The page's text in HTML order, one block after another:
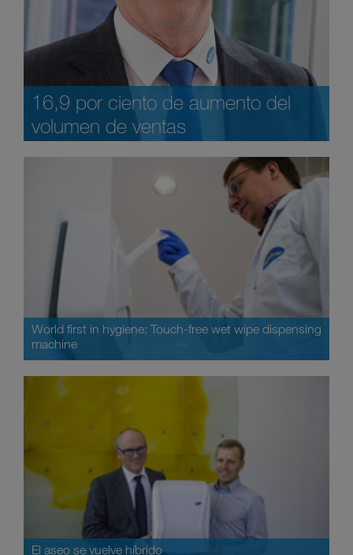
16,9 por ciento de aumento del
volumen de ventas
World first in hygiene: Touch-free wet wipe dispensing
machine
El aseo se vuelve híbrido